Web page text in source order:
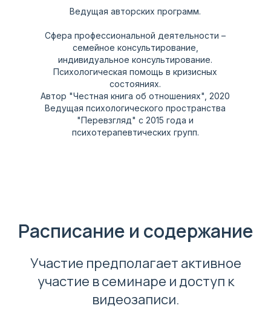
Ведущая авторских программ.
Сфера профессиональной деятельности –
семейное консультирование,
индивидуальное консультирование.
Психологическая помощь в кризисных
состояниях.
Автор "Честная книга об отношениях", 2020
Ведущая психологического пространства
"Перевзгляд" с 2015 года и
психотерапевтических групп.
Расписание и содержание
Участие предполагает активное
участие в семинаре и доступ к
видеозаписи.